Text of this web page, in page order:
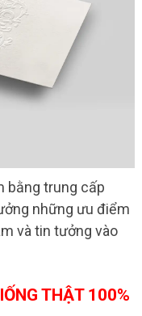
bằng trung cấp
những ưu điểm
và tin tưởng vào
THẬT 100%